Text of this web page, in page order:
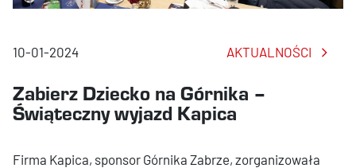
10-01-2024 AKTUALNOŚCI
Zabierz Dziecko na Górnika –
Świąteczny wyjazd Kapica
Firma Kapica, sponsor Górnika Zabrze, zorganizowała